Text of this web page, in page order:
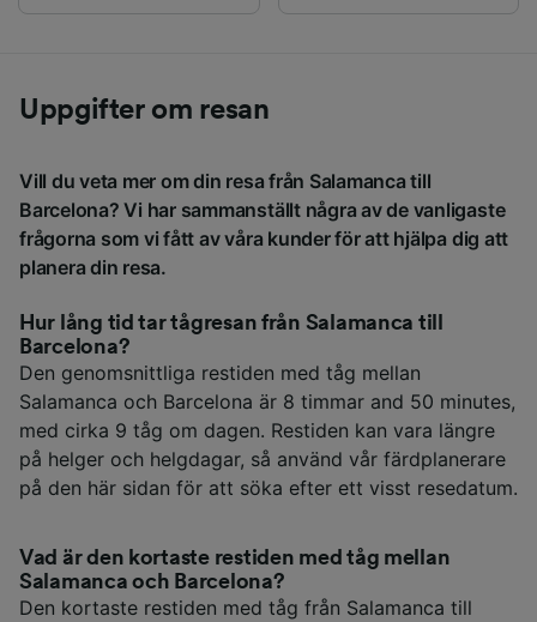
Uppgifter om resan
Vill du veta mer om din resa från Salamanca till
Barcelona? Vi har sammanställt några av de vanligaste
frågorna som vi fått av våra kunder för att hjälpa dig att
planera din resa.
Hur lång tid tar tågresan från Salamanca till
Barcelona?
Den genomsnittliga restiden med tåg mellan
Salamanca och Barcelona är 8 timmar and 50 minutes,
med cirka 9 tåg om dagen. Restiden kan vara längre
på helger och helgdagar, så använd vår färdplanerare
på den här sidan för att söka efter ett visst resedatum.
Vad är den kortaste restiden med tåg mellan
Salamanca och Barcelona?
Den kortaste restiden med tåg från Salamanca till